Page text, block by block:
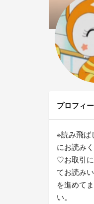
プロフィ
※読み飛ば
にお読みく
♡お取引
てお読み
を進めて
い。